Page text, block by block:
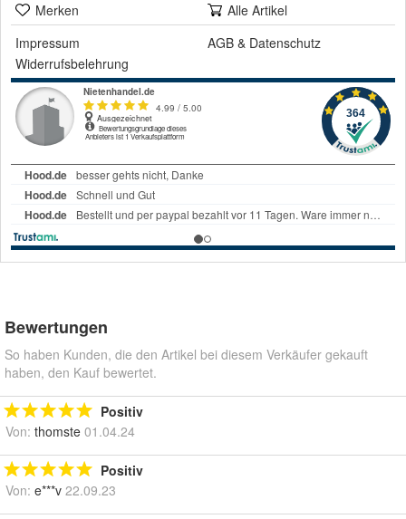
Merken
Alle Artikel
Impressum
AGB & Datenschutz
Widerrufsbelehrung
Bewertungen
So haben Kunden, die den Artikel bei diesem Verkäufer gekauft
haben, den Kauf bewertet.
Positiv
Von: thomste 01.04.24
Positiv
Von: e***v 22.09.23